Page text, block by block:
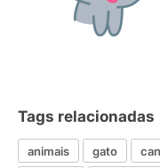
Tags relacionadas
animais gato